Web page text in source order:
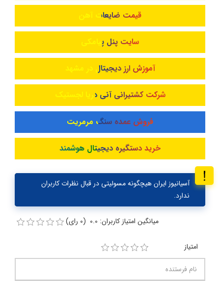
قیمت ضایعات آهن
سایت پنل پیامکی
آموزش ارز دیجیتال در مشهد
شرکت کشتیرانی آنی دریا لجستیک
فروش عمده سنگ مرمریت
خرید دستگیره دیجیتال هوشمند
آسیانیوز ایران هیچگونه مسولیتی در قبال نظرات کاربران
ندارد.
میانگین امتیاز کاربران: 0.0 (0 رای)
امتیاز